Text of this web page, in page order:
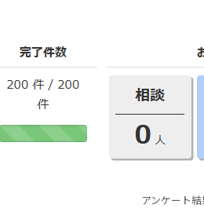
アンケート